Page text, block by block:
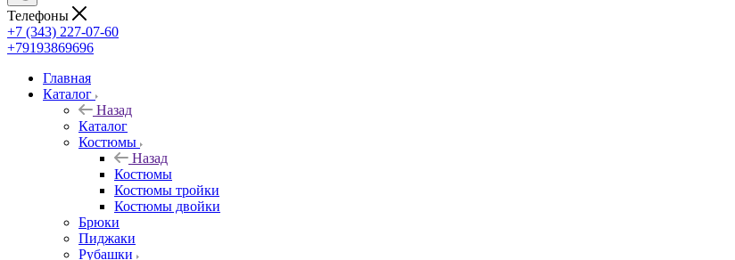
Телефоны
+7 (343) 227-07-60
+79193869696
Главная
Каталог
Назад
Каталог
Костюмы
Назад
Костюмы
Костюмы тройки
Костюмы двойки
Брюки
Пиджаки
Рубашки